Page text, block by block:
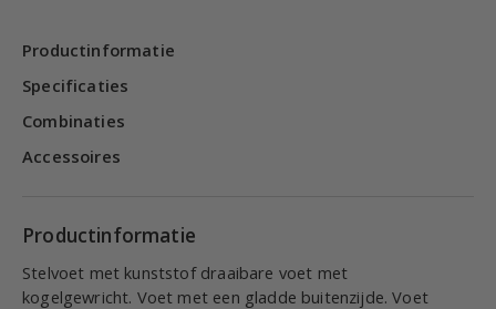
Productinformatie
Specificaties
Combinaties
Accessoires
Productinformatie
Stelvoet met kunststof draaibare voet met
kogelgewricht. Voet met een gladde buitenzijde. Voet